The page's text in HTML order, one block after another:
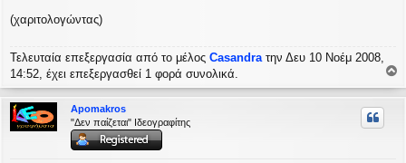
(χαριτολογώντας)
Τελευταία επεξεργασία από το μέλος Casandra την Δευ 10 Νοέμ 2008,
14:52, έχει επεξεργασθεί 1 φορά συνολικά.
ρ
Apomakros
"Δεν παίζεται" Ιδεογραφίτης